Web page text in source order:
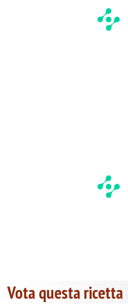
Vota questa ricetta